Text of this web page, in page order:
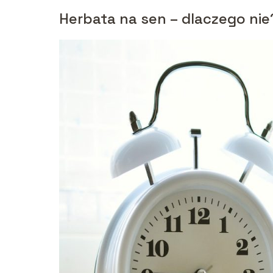
Herbata na sen – dlaczego